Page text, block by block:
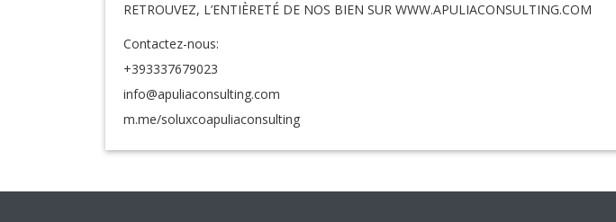
RETROUVEZ, L’ENTIÈRETÉ DE NOS BIEN SUR WWW.APULIACONSULTING.COM
Contactez-nous:
+393337679023
info@apuliaconsulting.com
m.me/soluxcoapuliaconsulting